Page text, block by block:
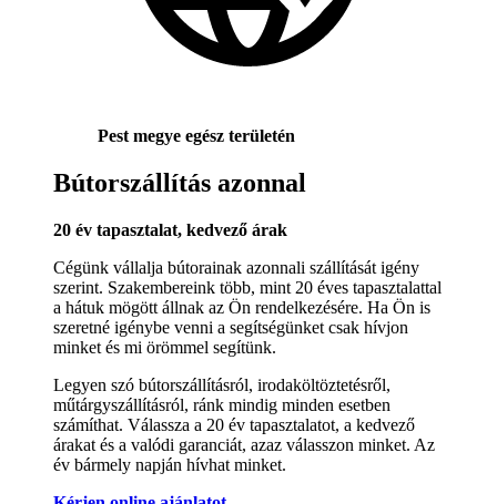
Pest megye egész területén
Bútorszállítás azonnal
20 év tapasztalat, kedvező árak
Cégünk vállalja bútorainak azonnali szállítását igény
szerint. Szakembereink több, mint 20 éves tapasztalattal
a hátuk mögött állnak az Ön rendelkezésére. Ha Ön is
szeretné igénybe venni a segítségünket csak hívjon
minket és mi örömmel segítünk.
Legyen szó bútorszállításról, irodaköltöztetésről,
műtárgyszállításról, ránk mindig minden esetben
számíthat. Válassza a 20 év tapasztalatot, a kedvező
árakat és a valódi garanciát, azaz válasszon minket. Az
év bármely napján hívhat minket.